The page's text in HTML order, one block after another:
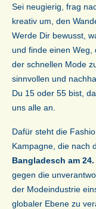
Sei neugierig, frag
kreativ um, den
Werde Dir bewusst,
und finde einen Weg,
der schnellen Mode
sinnvollen und
Du 15 oder 55 bist,
uns alle an.
Dafür steht die
Kampagne, die nach
Bangladesch am
gegen die
der Modeindustrie
globaler Ebene zu